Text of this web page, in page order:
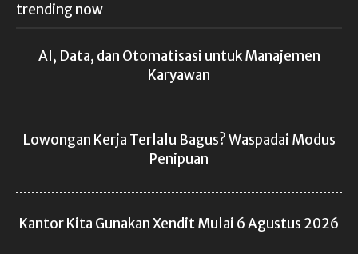
trending now
AI, Data, dan Otomatisasi untuk Manajemen
Karyawan
Lowongan Kerja Terlalu Bagus? Waspadai Modus
Penipuan
Kantor Kita Gunakan Xendit Mulai 6 Agustus 2026